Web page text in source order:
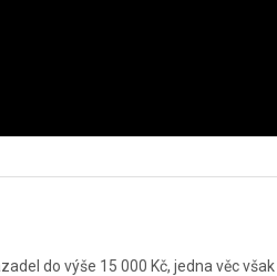
do výše 15 000 Kč, jedna věc však